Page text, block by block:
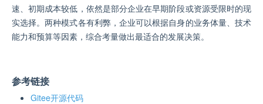
速、初期成本较低，依然是部分企业在早期阶段或资源受限时的现
实选择。两种模式各有利弊，企业可以根据自身的业务体量、技术
能力和预算等因素，综合考量做出最适合的发展决策。
参考链接
Gitee开源代码